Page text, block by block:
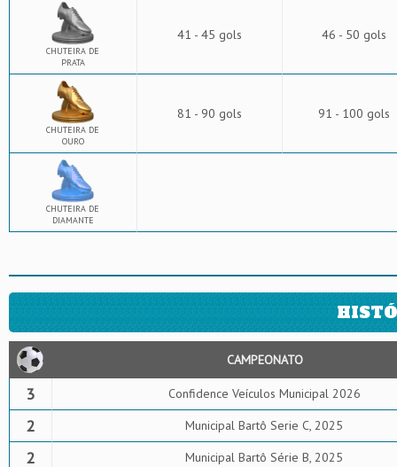
CHUTEIRA DE
PRATA
41 - 45 gols 46 - 50 gols
CHUTEIRA DE
OURO
81 - 90 gols 91 - 100 gols
CHUTEIRA DE
DIAMANTE
CAMPEONATO
3 Confidence Veículos Municipal 2026
2 Municipal Bartô Serie C, 2025
2 Municipal Bartô Série B, 2025